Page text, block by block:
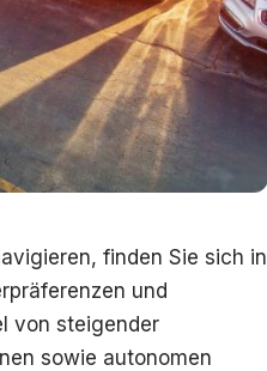
finden Sie sich in
und
von steigender
sowie autonomen